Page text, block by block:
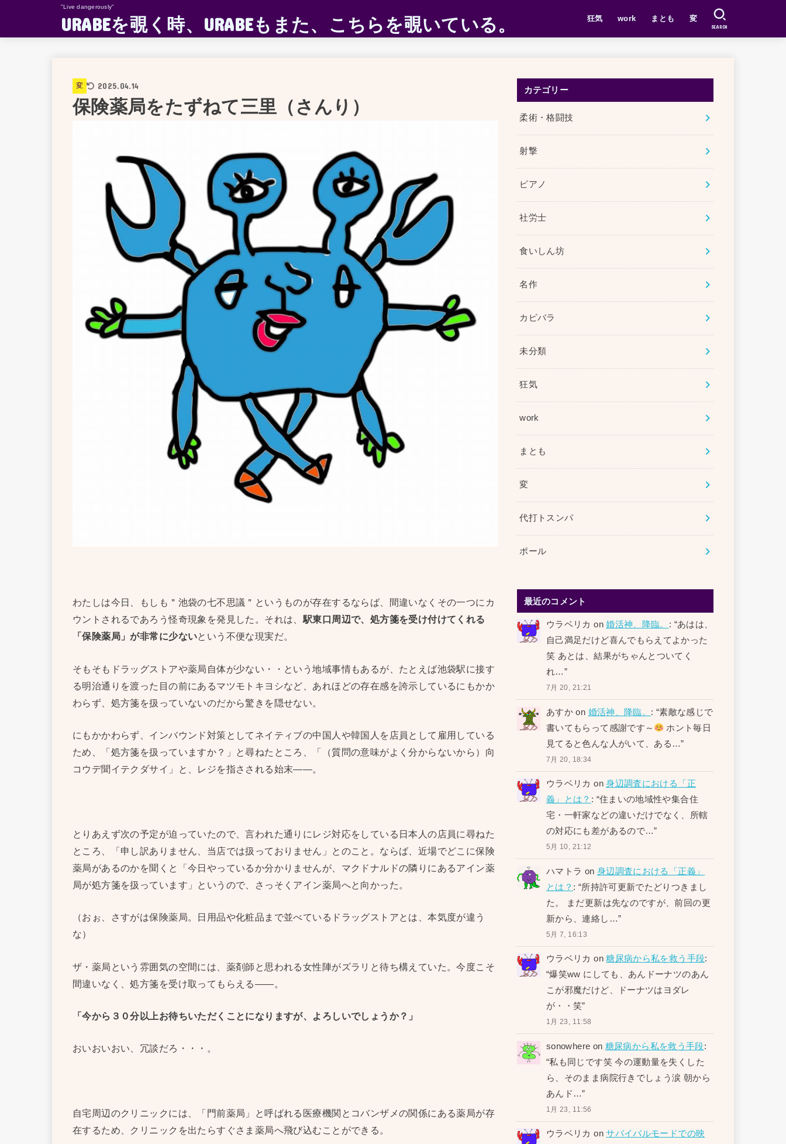
"Live dangerously"
URABEを覗く時、URABEもまた、こちらを覗いている。 狂気 work まとも 変
SEARCH
変 2025.04.14
保険薬局をたずねて三里（さんり）
わたしは今日、もしも＂池袋の七不思議＂というものが存在するならば、間違いなくその一つにカ
ウントされるであろう怪奇現象を発見した。それは、 駅東口周辺で、処方箋を受け付けてくれる
「保険薬局」が非常に少ないという不便な現実だ。
そもそもドラッグストアや薬局自体が少ない・・という地域事情もあるが、たとえば池袋駅に接す
る明治通りを渡った目の前にあるマツモトキヨシなど、あれほどの存在感を誇示しているにもかか
わらず、処方箋を扱っていないのだから驚きを隠せない。
にもかかわらず、インバウンド対策としてネイティブの中国人や韓国人を店員として雇用している
ため、「処方箋を扱っていますか？」と尋ねたところ、「（質問の意味がよく分からないから）向
コウデ聞イテクダサイ」と、レジを指さされる始末——。
とりあえず次の予定が迫っていたので、言われた通りにレジ対応をしている日本人の店員に尋ねた
ところ、「申し訳ありません、当店では扱っておりません」とのこと。ならば、近場でどこに保険
薬局があるのかを聞くと「今日やっているか分かりませんが、マクドナルドの隣りにあるアイン薬
局が処方箋を扱っています」というので、さっそくアイン薬局へと向かった。
（おぉ、さすがは保険薬局。日用品や化粧品まで並べているドラッグストアとは、本気度が違う
な）
ザ・薬局という雰囲気の空間には、薬剤師と思われる女性陣がズラリと待ち構えていた。今度こそ
間違いなく、処方箋を受け取ってもらえる——。
「今から３０分以上お待ちいただくことになりますが、よろしいでしょうか？」
おいおいおい、冗談だろ・・・。
自宅周辺のクリニックには、「門前薬局」と呼ばれる医療機関とコバンザメの関係にある薬局が存
在するため、クリニックを出たらすぐさま薬局へ飛び込むことができる。
カテゴリー
柔術・格闘技
射撃
ピアノ
社労士
食いしん坊
名作
カピバラ
未分類
狂気
work
まとも
変
代打トスンパ
ポール
最近のコメント
ウラベリカ on婚活神、降臨。 : “あはは、
自己満足だけど喜んでもらえてよかった
笑 あとは、結果がちゃんとついてく
れ…”
7月 20, 21:21
あすか on 婚活神、降臨。 : “素敵な感じで
書いてもらって感謝です～
ホント毎日
見てると色んな人がいて、ある…”
7月 20, 18:34
ウラベリカ on身辺調査における「正
義」とは？ : “住まいの地域性や集合住
宅・一軒家などの違いだけでなく、所轄
の対応にも差があるので…”
5月 10, 21:12
ハマトラ on 身辺調査における「正義」
とは？ : “所持許可更新でたどりつきまし
た。 まだ更新は先なのですが、前回の更
新から、連絡し…”
5月 7, 16:13
ウラベリカ on糖尿病から私を救う手段:
“爆笑ww にしても、あんドーナツのあん
こが邪魔だけど、ドーナツはヨダレ
が・・笑”
1月 23, 11:58
sonowhere on 糖尿病から私を救う手段:
“私も同じです笑 今の運動量を失くした
ら、そのまま病院行きでしょう涙 朝から
あんド…”
1月 23, 11:56
ウラベリカ onサバイバルモードでの映